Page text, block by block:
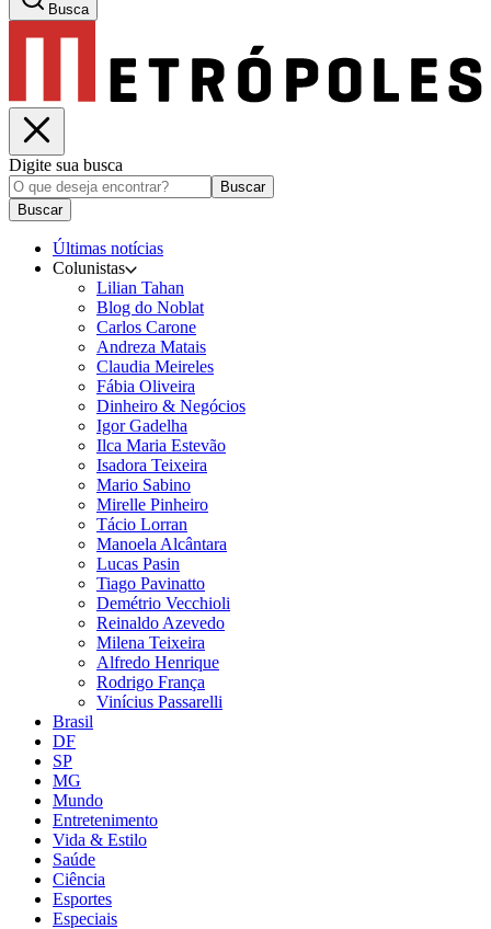
Busca
Digite sua busca
Buscar
Buscar
Últimas notícias
Colunistas
Lilian Tahan
Blog do Noblat
Carlos Carone
Andreza Matais
Claudia Meireles
Fábia Oliveira
Dinheiro & Negócios
Igor Gadelha
Ilca Maria Estevão
Isadora Teixeira
Mario Sabino
Mirelle Pinheiro
Tácio Lorran
Manoela Alcântara
Lucas Pasin
Tiago Pavinatto
Demétrio Vecchioli
Reinaldo Azevedo
Milena Teixeira
Alfredo Henrique
Rodrigo França
Vinícius Passarelli
Brasil
DF
SP
MG
Mundo
Entretenimento
Vida & Estilo
Saúde
Ciência
Esportes
Especiais